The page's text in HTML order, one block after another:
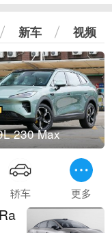
新车 视频
230 Max
轿车 更多